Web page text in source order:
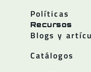
Políticas
Recursos
Blogs y
Catálogos